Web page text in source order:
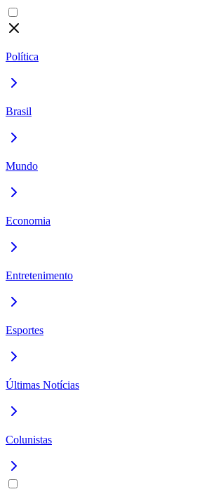
Política
Brasil
Mundo
Economia
Entretenimento
Esportes
Últimas Notícias
Colunistas